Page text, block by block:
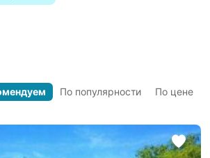
По популярности По цене